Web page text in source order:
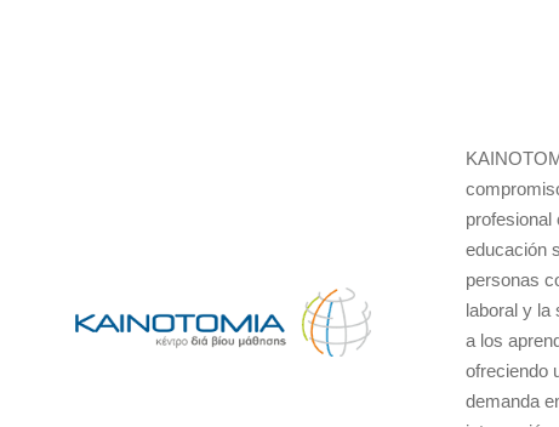
profesional
educación
personas
laboral y la
a los
ofreciendo
demanda